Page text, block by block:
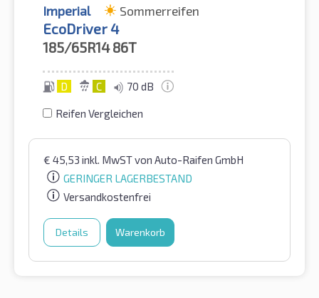
Imperial Sommerreifen
EcoDriver 4
185/65R14 86T
D C 70 dB
Reifen Vergleichen
€ 45,53 inkl. MwSTvon Auto-Raifen GmbH
GERINGER LAGERBESTAND
Versandkostenfrei
Details Warenkorb